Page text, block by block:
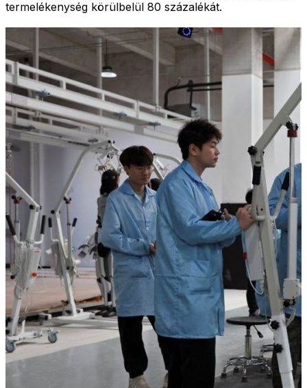
termelékenység körülbelül 80 százalékát.